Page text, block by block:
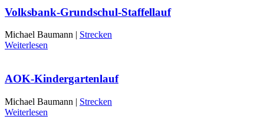
Volksbank-Grundschul-Staffellauf
Michael Baumann | Strecken
Weiterlesen
AOK-Kindergartenlauf
Michael Baumann | Strecken
Weiterlesen